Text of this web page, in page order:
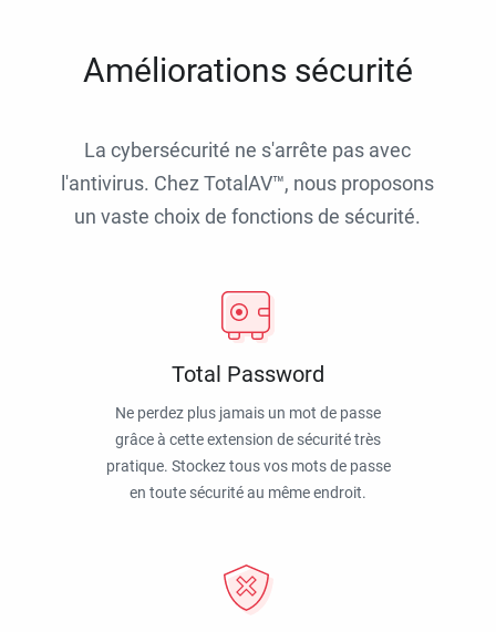
Améliorations sécurité
La cybersécurité ne s'arrête pas avec
l'antivirus. Chez TotalAV™, nous proposons
un vaste choix de fonctions de sécurité.
Total Password
Ne perdez plus jamais un mot de passe
grâce à cette extension de sécurité très
pratique. Stockez tous vos mots de passe
en toute sécurité au même endroit.